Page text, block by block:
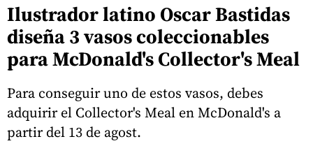
Ilustrador latino Oscar Bastidas
diseña 3 vasos coleccionables
para McDonald's Collector's Meal
Para conseguir uno de estos vasos, debes
adquirir el Collector's Meal en McDonald's a
partir del 13 de agost.